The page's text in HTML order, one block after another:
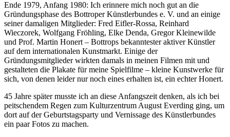
Ende 1979, Anfang 1980: Ich erinnere mich noch gut an die
Gründungsphase des Bottroper Künstlerbundes e. V. und an einige
seiner damaligen Mitglieder: Fred Eifler-Rossa, Reinhard
Wieczorek, Wolfgang Fröhling, Elke Denda, Gregor Kleinewilde
und Prof. Martin Honert – Bottrops bekanntester aktiver Künstler
auf dem internationalen Kunstmarkt. Einige der
Gründungsmitglieder wirkten damals in meinen Filmen mit und
gestalteten die Plakate für meine Spielfilme – kleine Kunstwerke für
sich, von denen leider nur noch eines erhalten ist, ein echter Honert.
45 Jahre später musste ich an diese Anfangszeit denken, als ich bei
peitschendem Regen zum Kulturzentrum August Everding ging, um
dort auf der Geburtstagsparty und Vernissage des Künstlerbundes
ein paar Fotos zu machen.